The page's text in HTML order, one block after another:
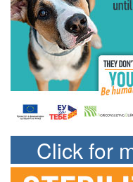
Click for